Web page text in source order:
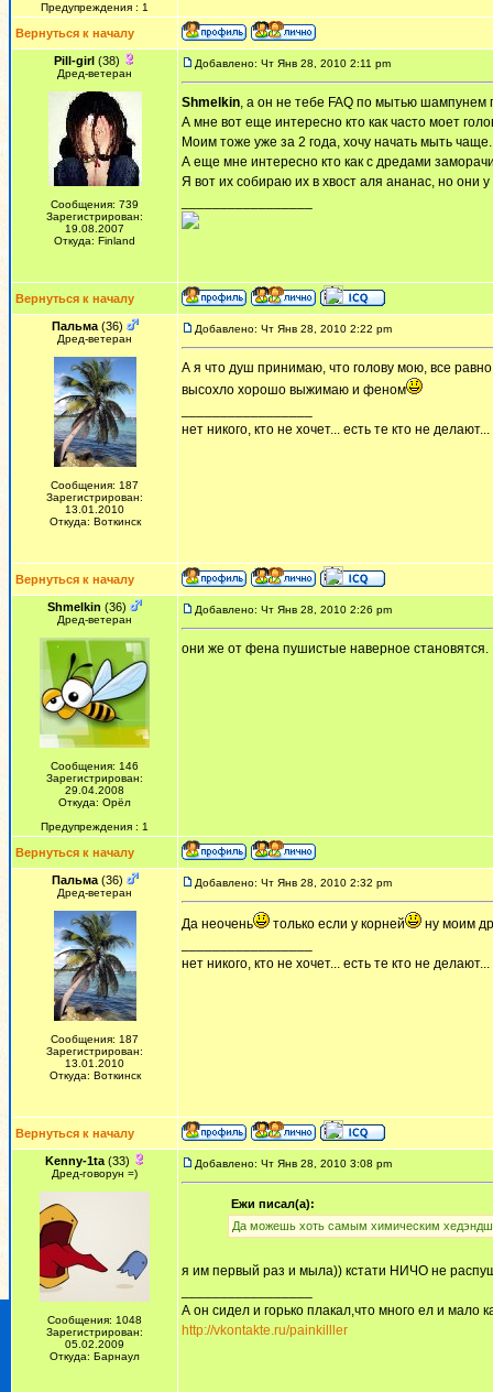
Предупреждения : 1
Вернуться к началу
Pill-girl (38)
Дред-ветеран
Сообщения: 739
Зарегистрирован:
19.08.2007
Откуда: Finland
Добавлено: Чт Янв 28, 2010 2:11 pm
Shmelkin, а он не тебе FAQ по мытью шампунем
А мне вот еще интересно кто как часто моет
Моим тоже уже за 2 года, хочу начать мыть
А еще мне интересно кто как с дредами
Я вот их собираю их в хвост аля ананас, но они
Вернуться к началу
Пальма(36)
Дред-ветеран
Сообщения: 187
Зарегистрирован:
13.01.2010
Откуда: Воткинск
Добавлено: Чт Янв 28, 2010 2:22 pm
А я что душ принимаю, что голову мою, все
высохло хорошо выжимаю и феном
нет никого, кто не хочет... есть те кто не делают...
Вернуться к началу
Shmelkin (36)
Дред-ветеран
Сообщения: 146
Зарегистрирован:
29.04.2008
Откуда: Орёл
Предупреждения : 1
Добавлено: Чт Янв 28, 2010 2:26 pm
они же от фена пушистые наверное становятся.
Вернуться к началу
Пальма(36)
Дред-ветеран
Сообщения: 187
Зарегистрирован:
13.01.2010
Откуда: Воткинск
Добавлено: Чт Янв 28, 2010 2:32 pm
Да неочень только если у корней
ну моим
нет никого, кто не хочет... есть те кто не делают...
Вернуться к началу
Kenny-1ta(33)
Дред-говорун =)
Сообщения: 1048
Зарегистрирован:
05.02.2009
Откуда: Барнаул
Добавлено: Чт Янв 28, 2010 3:08 pm
Ежи писал(а):
Да можешь хоть самым химическим
я им первый раз и мыла)) кстати НИЧО не
А он сидел и горько плакал,что много ел и мало
http://vkontakte.ru/painkilller